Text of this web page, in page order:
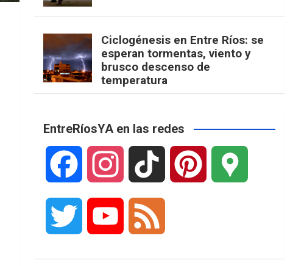
Ciclogénesis en Entre Ríos: se
esperan tormentas, viento y
brusco descenso de
temperatura
EntreRíosYA en las redes
a n